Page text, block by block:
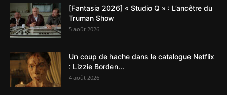
[Fantasia 2026] « Studio Q » : L’ancêtre du
Truman Show
5 août 2026
Un coup de hache dans le catalogue Netflix
: Lizzie Borden...
4 août 2026